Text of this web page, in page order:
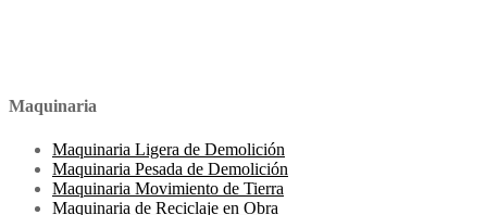
Maquinaria
Maquinaria Ligera de Demolición
Maquinaria Pesada de Demolición
Maquinaria Movimiento de Tierra
Maquinaria de Reciclaje en Obra